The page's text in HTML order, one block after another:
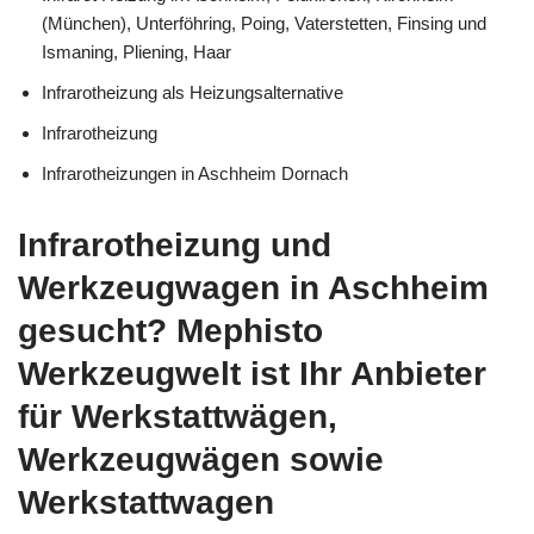
(München), Unterföhring, Poing, Vaterstetten, Finsing und
Ismaning, Pliening, Haar
Infrarotheizung als Heizungsalternative
Infrarotheizung
Infrarotheizungen in Aschheim Dornach
Infrarotheizung und
Werkzeugwagen in Aschheim
gesucht? Mephisto
Werkzeugwelt ist Ihr Anbieter
für Werkstattwägen,
Werkzeugwägen sowie
Werkstattwagen